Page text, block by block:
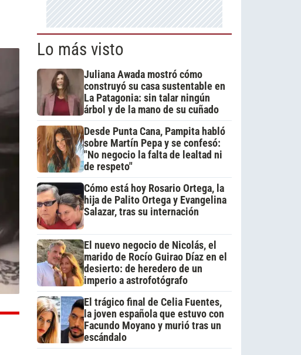
Lo más visto
Juliana Awada mostró cómo
construyó su casa sustentable en
La Patagonia: sin talar ningún
árbol y de la mano de su cuñado
Desde Punta Cana, Pampita habló
sobre Martín Pepa y se confesó:
"No negocio la falta de lealtad ni
de respeto"
Cómo está hoy Rosario Ortega, la
hija de Palito Ortega y Evangelina
Salazar, tras su internación
El nuevo negocio de Nicolás, el
marido de Rocío Guirao Díaz en el
desierto: de heredero de un
imperio a astrofotógrafo
El trágico final de Celia Fuentes,
la joven española que estuvo con
Facundo Moyano y murió tras un
escándalo